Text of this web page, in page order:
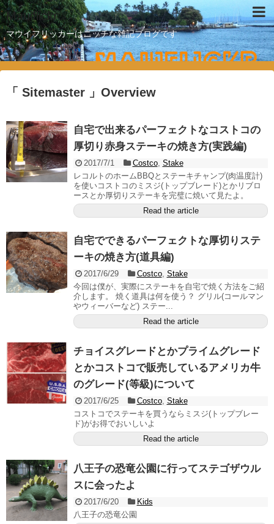
Mauiflickr
マウイフリッカーはニッチな雑記ブログです
「 Sitemaster 」Overview
自宅で出来るパーフェクトなコストコの
厚切り赤身ステーキの焼き方(実践編)
2017/7/1 Costco, Stake
レコルトのホームBBQとステーキチャンプ(肉温度計)
を使いコストコのミスジ(トップブレード)とかリブロ
ースとか厚切りステーキを完璧に焼いて見たよ。
Read the article
自宅でできるパーフェクトな厚切りステ
ーキの焼き方(道具編)
2017/6/29 Costco, Stake
今回は僕が、実際にステーキを自宅で焼く方法をご紹
介します。 焼く道具は何を使う？ グリル(コールマン
やウィーバーなど) ステー...
Read the article
チョイスグレードとかプライムグレード
とかコストコで販売しているアメリカ牛
のグレード(等級)について
2017/6/25 Costco, Stake
コストコでステーキを買うならミスジ(トップブレー
ド)がお得でおいしいよ
Read the article
八王子の恐竜公園に行ってステゴザウル
スに会ったよ
2017/6/20
Kids
八王子の恐竜公園